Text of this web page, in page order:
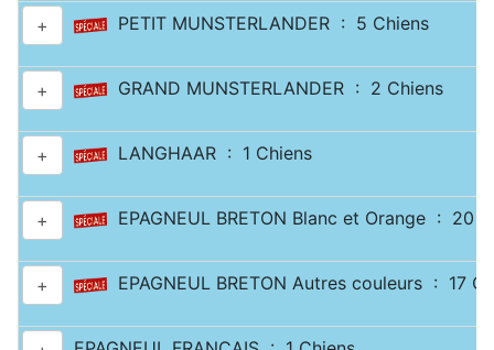
+ PETIT MUNSTERLANDER : 5 Chiens
+ GRAND MUNSTERLANDER : 2 Chiens
+ LANGHAAR : 1 Chiens
+ EPAGNEUL BRETON Blanc et Orange : 20
+ EPAGNEUL BRETON Autres couleurs : 17